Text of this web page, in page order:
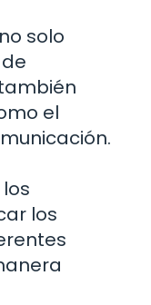
solo
el
los